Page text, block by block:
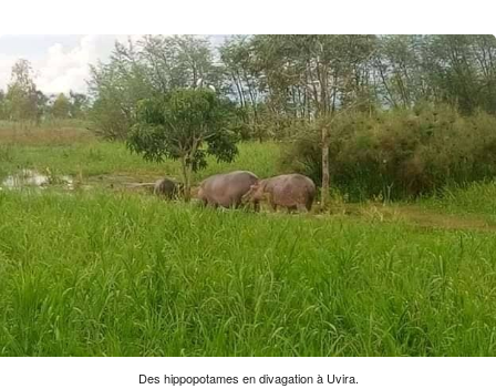
Des hippopotames en divagation à Uvira.